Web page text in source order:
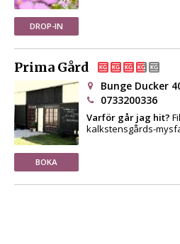
DROP-IN
Prima Gård
BOKA
Bunge Ducker
0733200336
Varför går jag hit?
kalkstensgårds-